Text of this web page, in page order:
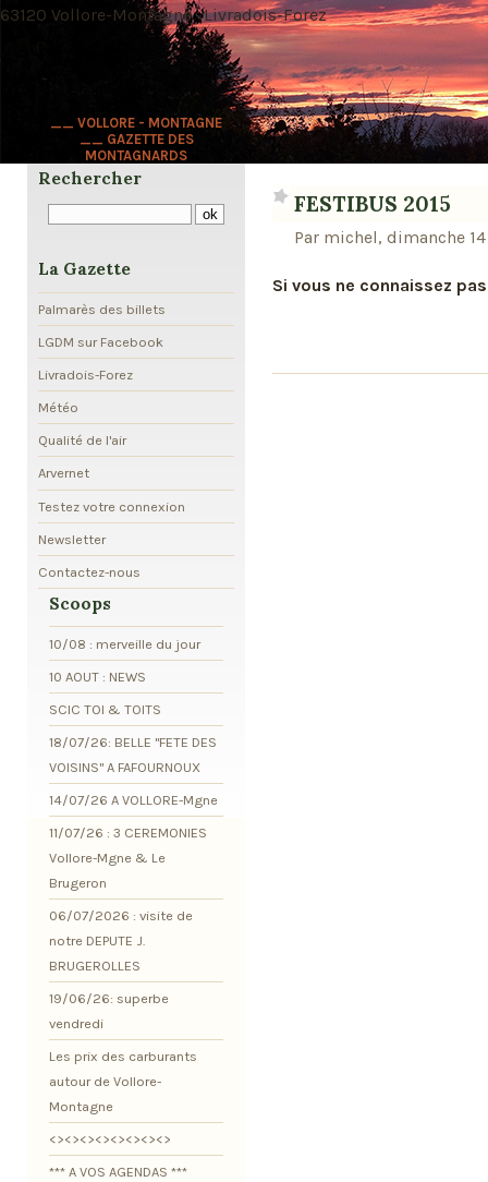
__ VOLLORE - MONTAGNE
__ GAZETTE DES
MONTAGNARDS
63120 Vollore-Montagne · Livradois-Forez
FESTIBUS 2015
Par michel, dimanche
Si vous ne connaissez pas
Rechercher
La Gazette
Palmarès des billets
LGDM sur Facebook
Livradois-Forez
Météo
Qualité de l'air
Arvernet
Testez votre connexion
Newsletter
Contactez-nous
Scoops
10/08 : merveille du jour
10 AOUT : NEWS
SCIC TOI & TOITS
18/07/26: BELLE "FETE DES
VOISINS" A FAFOURNOUX
14/07/26 A VOLLORE-Mgne
11/07/26 : 3 CEREMONIES
Vollore-Mgne & Le
Brugeron
06/07/2026 : visite de
notre DEPUTE J.
BRUGEROLLES
19/06/26: superbe
vendredi
Les prix des carburants
autour de Vollore-
Montagne
<><><><><><><><>
*** A VOS AGENDAS ***